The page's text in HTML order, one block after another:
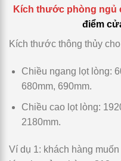
Kích thước phòng ngủ
điểm
Kích thước thông thủy
Chiều ngang lọt lòng:
680mm, 690mm.
Chiều cao lọt lòng:
2180mm.
Ví dụ 1: khách hàng